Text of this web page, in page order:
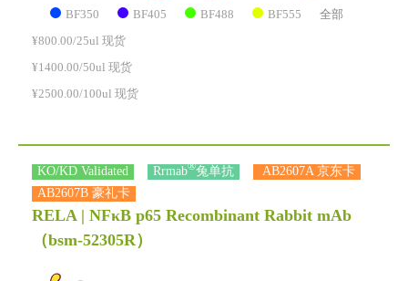
BF350 BF405 BF488 BF555 全部
¥800.00/25ul 现货
¥1400.00/50ul 现货
¥2500.00/100ul 现货
KO/KD Validated Rrmab®兔单抗
AB2607A 京东卡
AB2607B 豪礼卡
RELA | NFκB p65 Recombinant Rabbit mAb
（bsm-52305R）